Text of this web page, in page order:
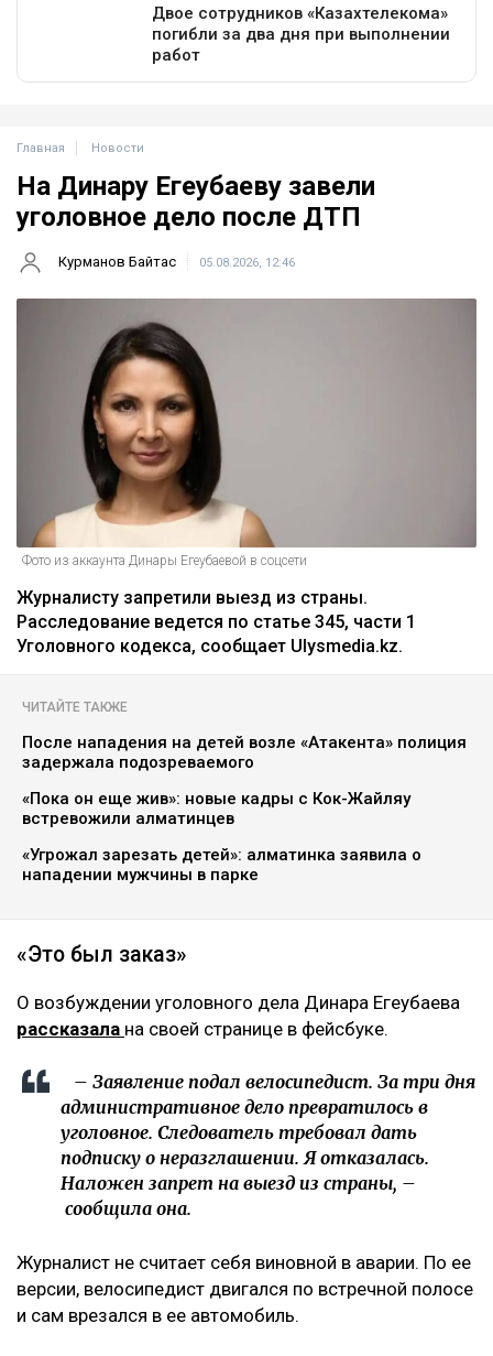
Главная Новости
На Динару Егеубаеву завели
уголовное дело после ДТП
Курманов Байтас 05.08.2026, 12:46
Фото из аккаунта Динары Егеубаевой в соцсети
Журналисту запретили выезд из страны.
Расследование ведется по статье 345, части 1
Уголовного кодекса, сообщает Ulysmedia.kz.
ЧИТАЙТЕ ТАКЖЕ
После нападения на детей возле «Атакента» полиция
задержала подозреваемого
«Пока он еще жив»: новые кадры с Кок-Жайляу
встревожили алматинцев
«Угрожал зарезать детей»: алматинка заявила о
нападении мужчины в парке
«Это был заказ»
О возбуждении уголовного дела Динара Егеубаева
рассказала на своей странице в фейсбуке.
– Заявление подал велосипедист. За три дня
административное дело превратилось в
уголовное. Следователь требовал дать
подписку о неразглашении. Я отказалась.
Наложен запрет на выезд из страны, –
сообщила она.
Журналист не считает себя виновной в аварии. По ее
версии, велосипедист двигался по встречной полосе
и сам врезался в ее автомобиль.